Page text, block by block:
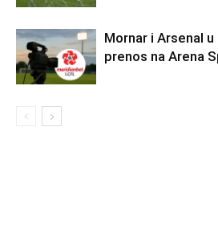
Mornar i Arsenal
prenos na Arena